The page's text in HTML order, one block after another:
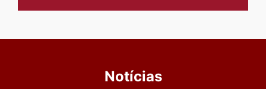
Notícias